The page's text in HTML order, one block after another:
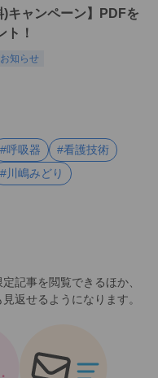
)キャンペーン】PDFを
ト！
お知らせ
#呼吸器
#看護技術
#川嶋みどり
記事を閲覧できるほか、
返せるようになります。